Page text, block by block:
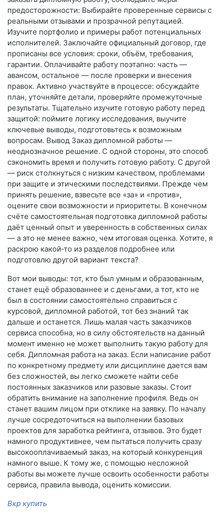
предосторожности: Выбирайте проверенные сервисы с
реальными отзывами и прозрачной репутацией.
Изучите портфолио и примеры работ потенциальных
исполнителей. Заключайте официальный договор, где
прописаны все условия: сроки, объём, требования,
гарантии. Оплачивайте работу поэтапно: часть —
авансом, остальное — после проверки и внесения
правок. Активно участвуйте в процессе: обсуждайте
план, уточняйте детали, проверяйте промежуточные
результаты. Тщательно изучите готовую работу перед
защитой: поймите логику исследования, выучите
ключевые выводы, подготовьтесь к возможным
вопросам. Вывод Заказ дипломной работы —
неоднозначное решение. С одной стороны, это способ
сэкономить время и получить готовую работу. С другой
— риск столкнуться с низким качеством, проблемами
при защите и этическими последствиями. Прежде чем
принять решение, взвесьте все «за» и «против»,
оцените свои возможности и приоритеты. В конечном
счёте самостоятельная подготовка дипломной работы
даёт ценный опыт и уверенность в собственных силах
— а это не менее важно, чем итоговая оценка. Хотите, я
раскрою какой‑то из разделов подробнее или
подготовлю другой вариант текста?
Вот мои выводы: тот, кто был умным и образованным,
станет ещё образованнее и с деньгами, а тот, кто не
был в состоянии самостоятельно справиться с
курсовой, дипломной работой, тот без знаний так
дальше и останется. Лишь малая часть заказчиков
сервиса способна, но в силу обстоятельств на данный
момент именно не может выполнить такую работу для
себя. Дипломная работа на заказ. Если написание работ
по конкретному предмету или дисциплине дается вам
без сложностей, вы легко сможете найти себе
постоянных заказчиков или разовые заказы. Стоит
обратить внимание на заполнение профиля. Ведь он
станет вашим лицом при отклике на заявку. По началу
лучше сосредоточиться на выполнении базовых
проектов для заработка рейтинга, отзывов. Это будет
намного продуктивнее, чем пытаться получить сразу
высокооплачиваемый заказ, на который конкуренция
намного выше. К тому же, с помощью несложной
работы вы можете лучше освоить особенности работы
сервиса, правила вывода, оценить комиссии.
Вкр купить